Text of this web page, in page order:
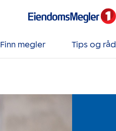
Finn megler Tips og råd